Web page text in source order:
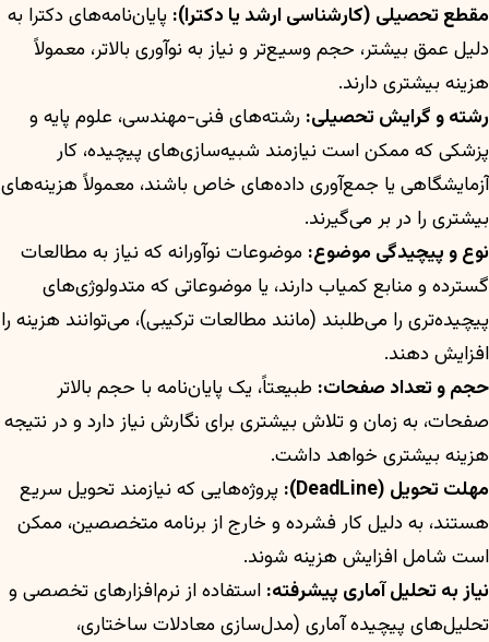
مقطع تحصیلی (کارشناسی ارشد یا دکترا): پایان‌نامه‌های دکترا به
دلیل عمق بیشتر، حجم وسیع‌تر و نیاز به نوآوری بالاتر، معمولاً
هزینه بیشتری دارند.
رشته و گرایش تحصیلی: رشته‌های فنی-مهندسی، علوم پایه و
پزشکی که ممکن است نیازمند شبیه‌سازی‌های پیچیده، کار
آزمایشگاهی یا جمع‌آوری داده‌های خاص باشند، معمولاً هزینه‌های
بیشتری را در بر می‌گیرند.
نوع و پیچیدگی موضوع: موضوعات نوآورانه که نیاز به مطالعات
گسترده و منابع کمیاب دارند، یا موضوعاتی که متدولوژی‌های
پیچیده‌تری را می‌طلبند (مانند مطالعات ترکیبی)، می‌توانند هزینه را
افزایش دهند.
حجم و تعداد صفحات: طبیعتاً، یک پایان‌نامه با حجم بالاتر
صفحات، به زمان و تلاش بیشتری برای نگارش نیاز دارد و در نتیجه
هزینه بیشتری خواهد داشت.
مهلت تحویل (DeadLine):
پروژه‌هایی که نیازمند تحویل سریع
هستند، به دلیل کار فشرده و خارج از برنامه متخصصین، ممکن
است شامل افزایش هزینه شوند.
نیاز به تحلیل آماری پیشرفته: استفاده از نرم‌افزارهای تخصصی و
تحلیل‌های پیچیده آماری (مدل‌سازی معادلات ساختاری،